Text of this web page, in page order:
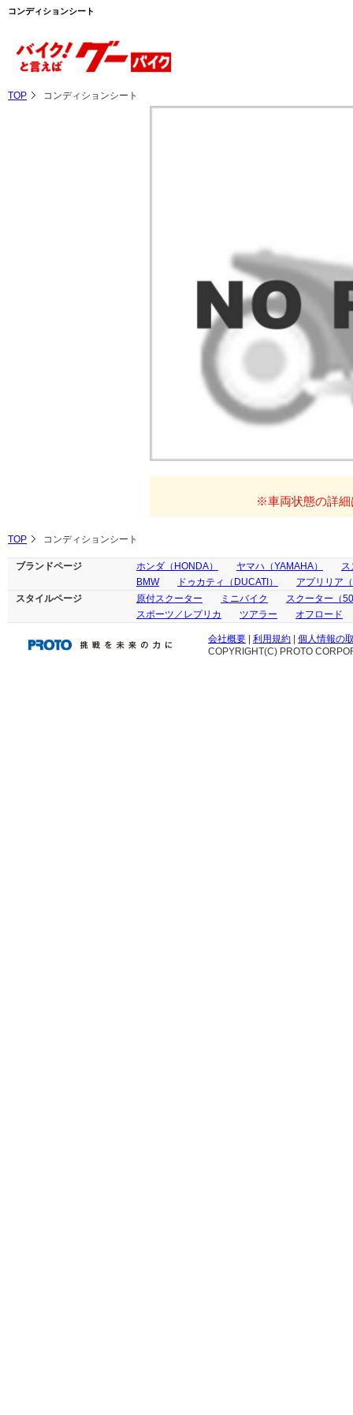
コンディションシート
TOP コンディションシート
※車両状態の詳細
TOP コンディションシート
ブランドページ ホンダ（HONDA） ヤマハ（YAMAHA）
ス
BMW
ドゥカティ（DUCATI）
アプリリア
スタイルページ
原付スクーター ミニバイク
スクーター（
スポーツ／レプリカ
ツアラー オフロード
会社概要 利用規約
個人情報の
COPYRIGHT(C) PROTO